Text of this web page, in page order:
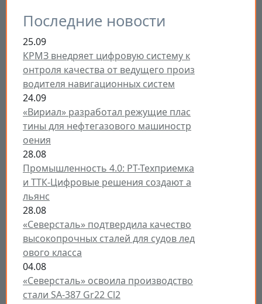
Последние новости
25.09
КРМЗ внедряет цифровую систему к
онтроля качества от ведущего произ
водителя навигационных систем
24.09
«Вириал» разработал режущие плас
тины для нефтегазового машиностр
оения
28.08
Промышленность 4.0: РТ-Техприемка
и ТТК-Цифровые решения создают а
льянс
28.08
«Северсталь» подтвердила качество
высокопрочных сталей для судов лед
ового класса
04.08
«Северсталь» освоила производство
стали SA-387 Gr22 Cl2